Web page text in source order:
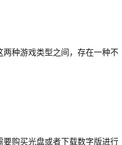
种游戏类型之间，存在一种不
购买光盘或者下载数字版进行